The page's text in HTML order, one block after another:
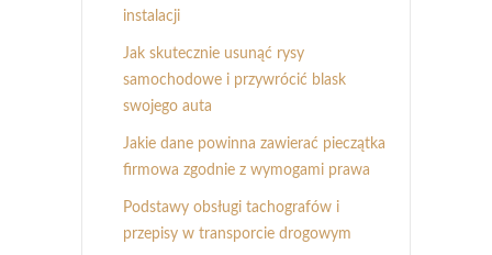
instalacji
Jak skutecznie usunąć rysy
samochodowe i przywrócić blask
swojego auta
Jakie dane powinna zawierać pieczątka
firmowa zgodnie z wymogami prawa
Podstawy obsługi tachografów i
przepisy w transporcie drogowym